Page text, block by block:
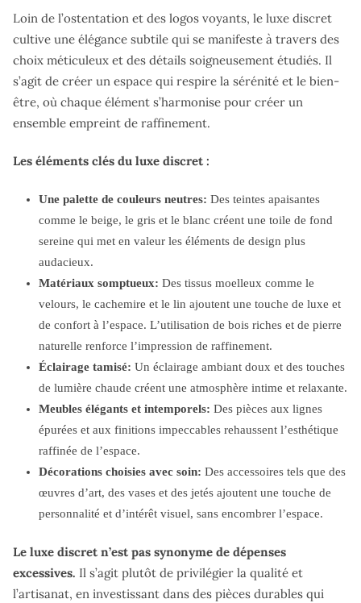
Loin de l’ostentation et des logos voyants, le luxe discret
cultive une élégance subtile qui se manifeste à travers des
choix méticuleux et des détails soigneusement étudiés. Il
s’agit de créer un espace qui respire la sérénité et le bien-
être, où chaque élément s’harmonise pour créer un
ensemble empreint de raffinement.
Les éléments clés du luxe discret :
Une palette de couleurs neutres: Des teintes apaisantes
comme le beige, le gris et le blanc créent une toile de fond
sereine qui met en valeur les éléments de design plus
audacieux.
Matériaux somptueux: Des tissus moelleux comme le
velours, le cachemire et le lin ajoutent une touche de luxe et
de confort à l’espace. L’utilisation de bois riches et de pierre
naturelle renforce l’impression de raffinement.
Éclairage tamisé: Un éclairage ambiant doux et des touches
de lumière chaude créent une atmosphère intime et relaxante.
Meubles élégants et intemporels: Des pièces aux lignes
épurées et aux finitions impeccables rehaussent l’esthétique
raffinée de l’espace.
Décorations choisies avec soin: Des accessoires tels que des
œuvres d’art, des vases et des jetés ajoutent une touche de
personnalité et d’intérêt visuel, sans encombrer l’espace.
Le luxe discret n’est pas synonyme de dépenses
excessives. Il s’agit plutôt de privilégier la qualité et
l’artisanat, en investissant dans des pièces durables qui